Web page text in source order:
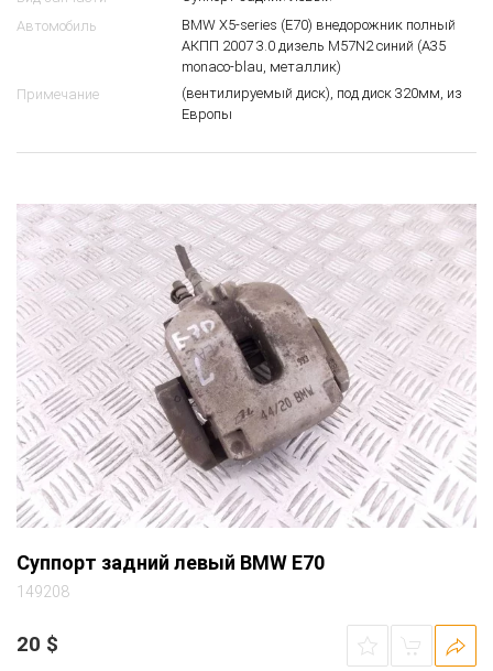
Автомобиль
BMW X5-series (E70) внедорожник полный
АКПП 2007 3.0 дизель M57N2 синий (A35
monaco-blau, металлик)
Примечание
(вентилируемый диск), под диск 320мм, из
Европы
Суппорт задний левый BMW E70
149208
20 $